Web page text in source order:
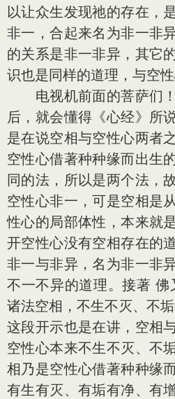
以让众生发现祂的存在，
非一，合起来名为非一非
的关系是非一非异，其它
识也是同样的道理，与空性
电视机前面的菩萨们！
后，就会懂得《心经》所
是在说空相与空性心两者
空性心借著种种缘而出生
同的法，所以是两个法，
空性心非一，可是空相是
性心的局部体性，本来就
开空性心没有空相存在的
非一与非异，名为非一非
不一不异的道理。接著 佛
诸法空相，不生不灭、不
这段开示也是在讲，空相
空性心本来不生不灭、不
相乃是空性心借著种种缘
有生有灭、有垢有净、有